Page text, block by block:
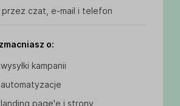
czat, e-mail i telefon
o:
kampanii
page'e i strony